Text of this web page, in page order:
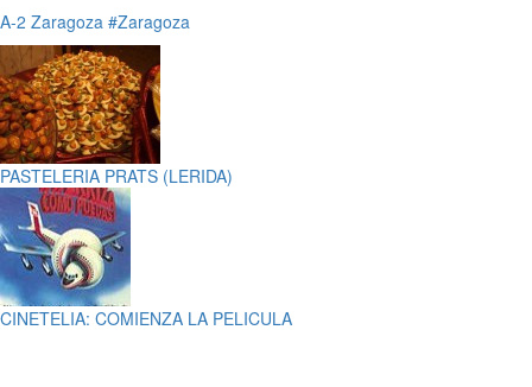
A-2 Zaragoza #Zaragoza
PASTELERIA PRATS (LERIDA)
CINETELIA: COMIENZA LA PELICULA